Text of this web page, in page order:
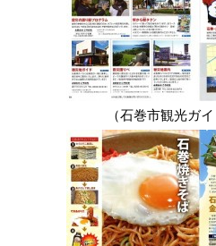
（石巻市観光ガ